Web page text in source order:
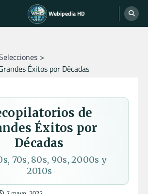
Webipedia HD
Éxitos por Décadas
de
Éxitos por
Décadas
70s, 80s, 90s, 2000s y
2010s